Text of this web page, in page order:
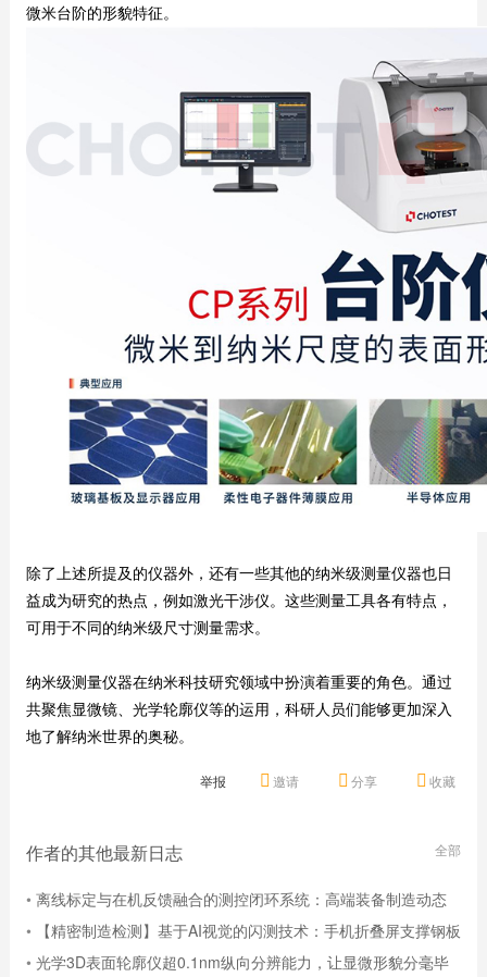
微米台阶的形貌特征。
除了上述所提及的仪器外，还有一些其他的纳米级测量仪器也日
益成为研究的热点，例如激光干涉仪。这些测量工具各有特点，
可用于不同的纳米级尺寸测量需求。
纳米级测量仪器在纳米科技研究领域中扮演着重要的角色。通过
共聚焦显微镜、光学轮廓仪等的运用，科研人员们能够更加深入
地了解纳米世界的奥秘。
收藏
分享
邀请
举报
全部
作者的其他最新日志
• 离线标定与在机反馈融合的测控闭环系统：高端装备制造动态
误差补偿与精度稳定性提升方 ...
•
【精密制造检测】基于AI视觉的闪测技术：手机折叠屏支撑钢板
高效全检方案设计
• 光学3D表面轮廓仪超0.1nm纵向分辨能力，让显微形貌分毫毕